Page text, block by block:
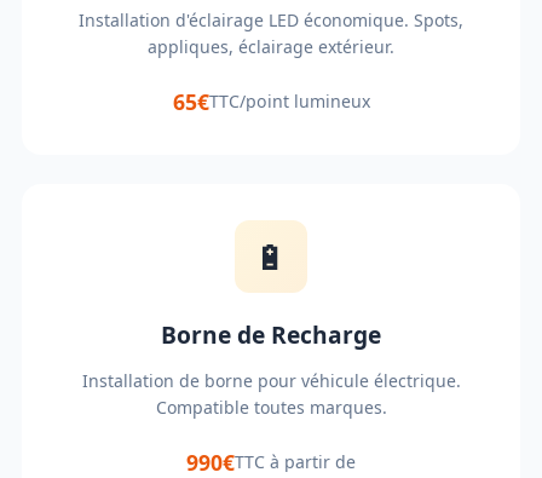
Installation d'éclairage LED économique. Spots,
appliques, éclairage extérieur.
65€TTC/point lumineux
🔋
Borne de Recharge
Installation de borne pour véhicule électrique.
Compatible toutes marques.
990€TTC à partir de